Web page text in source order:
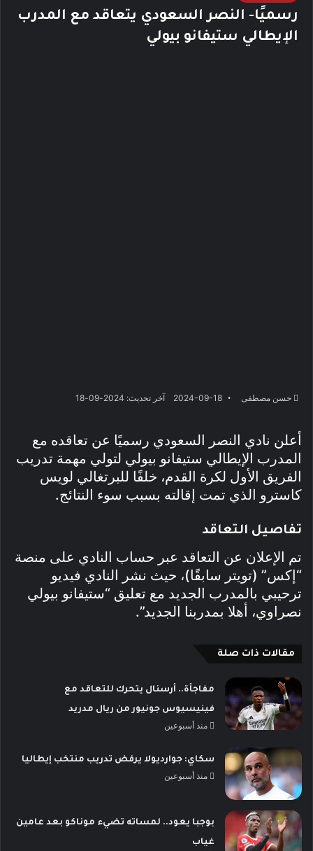
رسميًا- النصر السعودي يتعاقد مع المدرب
الإيطالي ستيفانو بيولي
حسن مصطفى 2024-09-18 آخر تحديث: 2024-09-18
أعلن نادي النصر السعودي رسميًا عن تعاقده مع
المدرب الإيطالي ستيفانو بيولي لتولي مهمة تدريب
الفريق الأول لكرة القدم، خلفًا للبرتغالي لويس
كاسترو الذي تمت إقالته بسبب سوء النتائج.
تفاصيل التعاقد
تم الإعلان عن التعاقد عبر حساب النادي على منصة
“إكس” (تويتر سابقًا)، حيث نشر النادي فيديو
ترحيبي بالمدرب الجديد مع تعليق “ستيفانو بيولي
نصراوي، أهلا بمدربنا الجديد”.
مقالات ذات صلة
مفاجأة.. أرسنال يتحرك للتعاقد مع
فينيسيوس جونيور من ريال مدريد
منذ أسبوعين
سكاي: جوارديولا يرفض تدريب منتخب إيطاليا
منذ أسبوعين
بوجبا يعود.. لمساته تضيء موناكو بعد عامين
غياب